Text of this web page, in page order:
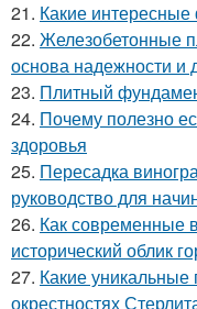
21. Какие
22. Железобетонные
основа надежности и
23. Плитный
24. Почему полезно
здоровья
25. Пересадка
руководство для
26. Как современные
исторический облик
27. Какие
окрестностях